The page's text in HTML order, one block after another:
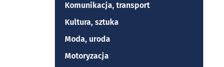
Komunikacja, transport
Kultura, sztuka
Moda, uroda
Motoryzacja